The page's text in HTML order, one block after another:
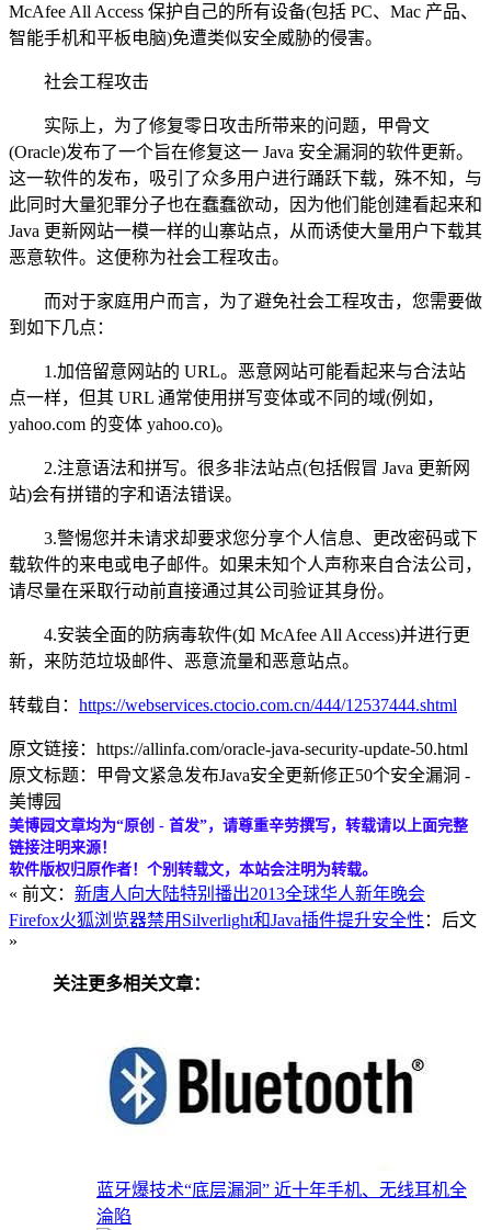
McAfee All Access 保护自己的所有设备(包括 PC、Mac 产品、
智能手机和平板电脑)免遭类似安全威胁的侵害。
社会工程攻击
实际上，为了修复零日攻击所带来的问题，甲骨文
(Oracle)发布了一个旨在修复这一 Java 安全漏洞的软件更新。
这一软件的发布，吸引了众多用户进行踊跃下载，殊不知，与
此同时大量犯罪分子也在蠢蠢欲动，因为他们能创建看起来和
Java 更新网站一模一样的山寨站点，从而诱使大量用户下载其
恶意软件。这便称为社会工程攻击。
而对于家庭用户而言，为了避免社会工程攻击，您需要做
到如下几点：
1.加倍留意网站的 URL。恶意网站可能看起来与合法站
点一样，但其 URL 通常使用拼写变体或不同的域(例如，
yahoo.com 的变体 yahoo.co)。
2.注意语法和拼写。很多非法站点(包括假冒 Java 更新网
站)会有拼错的字和语法错误。
3.警惕您并未请求却要求您分享个人信息、更改密码或下
载软件的来电或电子邮件。如果未知个人声称来自合法公司，
请尽量在采取行动前直接通过其公司验证其身份。
4.安装全面的防病毒软件(如 McAfee All Access)并进行更
新，来防范垃圾邮件、恶意流量和恶意站点。
转载自： https://webservices.ctocio.com.cn/444/12537444.shtml
原文链接：https://allinfa.com/oracle-java-security-update-50.html
原文标题：甲骨文紧急发布Java安全更新修正50个安全漏洞 -
美博园
美博园文章均为“原创 - 首发”，请尊重辛劳撰写，转载请以上面完整
链接注明来源！
软件版权归原作者！个别转载文，本站会注明为转载。
« 前文： 新唐人向大陆特别播出2013全球华人新年晚会
Firefox火狐浏览器禁用Silverlight和Java插件提升安全性 ：后文
»
关注更多相关文章：
蓝牙爆技术“底层漏洞” 近十年手机、无线耳机全
淪陷